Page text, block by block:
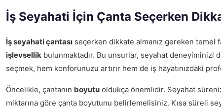
İş Seyahati İçin Çanta Seçerken
İş seyahati çantası seçerken dikkate almanız gereken temel
işlevsellik bulunmaktadır. Bu unsurlar, seyahat deneyiminizi
seçmek, hem konforunuzu artırır hem de iş hayatınızdaki
Öncelikle, çantanın boyutu oldukça önemlidir. Seyahat
miktarına göre çanta boyutunu belirlemelisiniz. Kısa süreli